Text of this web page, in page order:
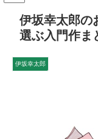
伊坂幸太郎の
選ぶ入門作ま
伊坂幸太郎